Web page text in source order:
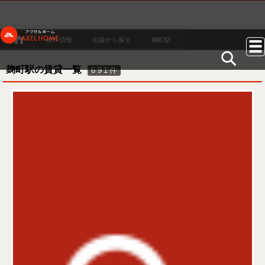
物件情報 沿線から探す 麹町駅
麹町駅の賃貸一覧 691件